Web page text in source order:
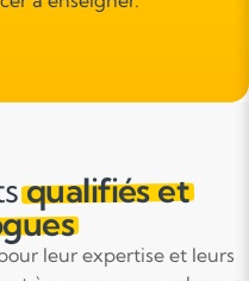
qualifiés et
leur expertise et leurs